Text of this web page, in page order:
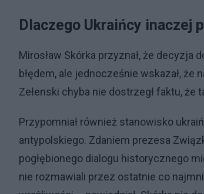
Dlaczego Ukraińcy inaczej
Mirosław Skórka przyznał, że decyzja
błędem, ale jednocześnie wskazał,
Zełenski chyba nie dostrzegł faktu,
Przypomniał również stanowisko
antypolskiego. Zdaniem prezesa
pogłębionego dialogu historycznego
nie rozmawiali przez ostatnie co